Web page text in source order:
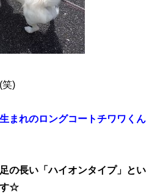
笑)
まれのロングコートチワワくん
の長い「ハイオンタイプ」とい
す☆